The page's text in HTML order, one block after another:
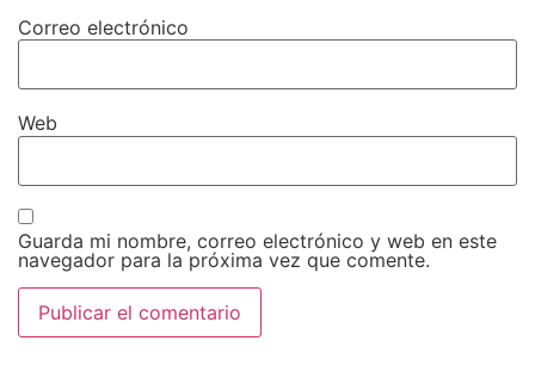
Correo electrónico
Web
Guarda mi nombre, correo electrónico y web en este
navegador para la próxima vez que comente.